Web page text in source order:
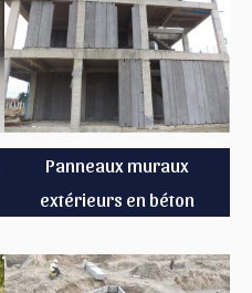
Panneaux muraux
extérieurs en béton